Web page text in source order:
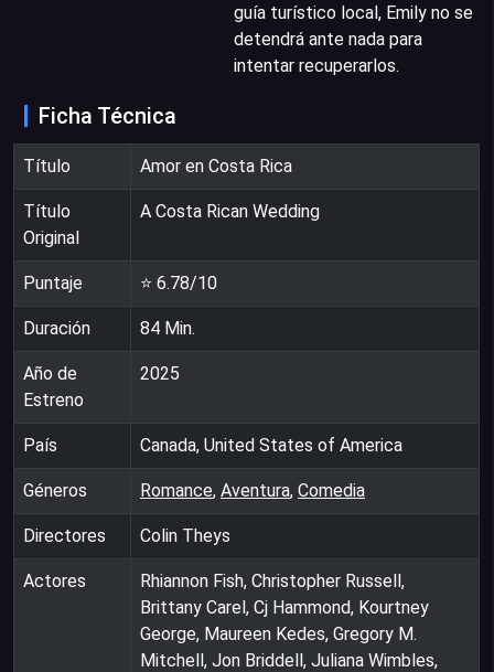
guía turístico local, Emily no se
detendrá ante nada para
intentar recuperarlos.
Ficha Técnica
Título Amor en Costa Rica
Título
Original
A Costa Rican Wedding
Puntaje ⭐ 6.78/10
Duración 84 Min.
Año de
Estreno
2025
País Canada, United States of America
Géneros Romance, Aventura, Comedia
Directores Colin Theys
Actores
Rhiannon Fish, Christopher Russell,
Brittany Carel, Cj Hammond, Kourtney
George, Maureen Kedes, Gregory M.
Mitchell, Jon Briddell, Juliana Wimbles,